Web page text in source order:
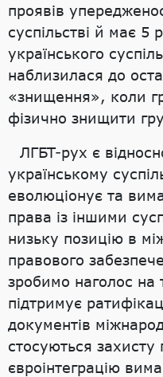
проявів
суспільстві й має 5
українського
наблизилася до
«знищення», коли
фізично знищити
ЛГБТ-рух є
українському
еволюціонує та
права із іншими
низьку позицію в
правового
зробимо наголос на
підтримує
документів
стосуються
євроінтеграцію